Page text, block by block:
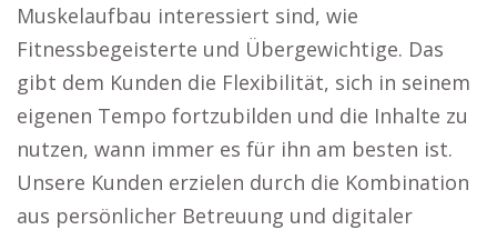
Muskelaufbau interessiert sind, wie
Fitnessbegeisterte und Übergewichtige. Das
gibt dem Kunden die Flexibilität, sich in seinem
eigenen Tempo fortzubilden und die Inhalte zu
nutzen, wann immer es für ihn am besten ist.
Unsere Kunden erzielen durch die Kombination
aus persönlicher Betreuung und digitaler